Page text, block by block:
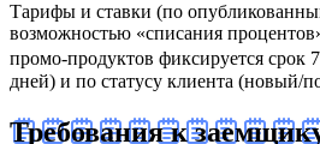
Тарифы и ставки (по
возможностью «списания
промо‑продуктов фиксируется
дней) и по статусу клиента (новый/
Требования к